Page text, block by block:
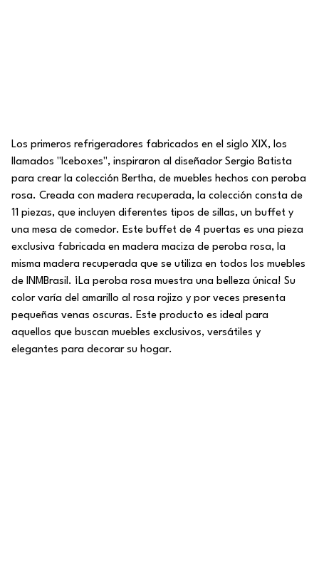
Los primeros refrigeradores fabricados en el siglo XIX, los
llamados "Iceboxes", inspiraron al diseñador Sergio Batista
para crear la colección Bertha, de muebles hechos con peroba
rosa. Creada con madera recuperada, la colección consta de
11 piezas, que incluyen diferentes tipos de sillas, un buffet y
una mesa de comedor. Este buffet de 4 puertas es una pieza
exclusiva fabricada en madera maciza de peroba rosa, la
misma madera recuperada que se utiliza en todos los muebles
de INMBrasil. ¡La peroba rosa muestra una belleza única! Su
color varía del amarillo al rosa rojizo y por veces presenta
pequeñas venas oscuras. Este producto es ideal para
aquellos que buscan muebles exclusivos, versátiles y
elegantes para decorar su hogar.